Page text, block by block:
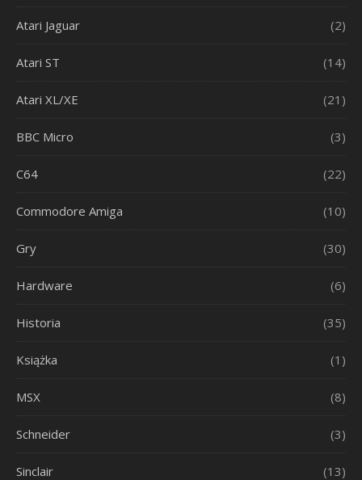
Atari Jaguar (2)
Atari ST (14)
Atari XL/XE (21)
BBC Micro (3)
C64 (22)
Commodore Amiga (10)
Gry (30)
Hardware (6)
Historia (35)
Książka (1)
MSX (8)
Schneider (3)
Sinclair (13)